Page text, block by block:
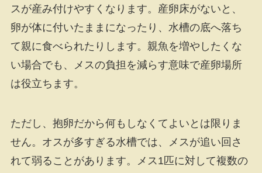
スが産み付けやすくなります。産卵床がないと、
卵が体に付いたままになったり、水槽の底へ落ち
て親に食べられたりします。親魚を増やしたくな
い場合でも、メスの負担を減らす意味で産卵場所
は役立ちます。
ただし、抱卵だから何もしなくてよいとは限りま
せん。オスが多すぎる水槽では、メスが追い回さ
れて弱ることがあります。メス1匹に対して複数の